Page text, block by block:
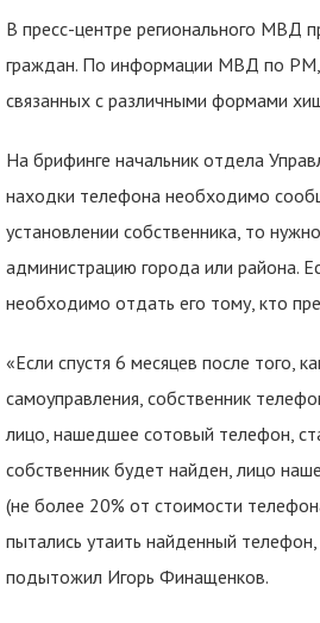
В пресс-центре регионального МВД
граждан. По информации МВД по РМ,
связанных с различными формами
На брифинге начальник отдела
находки телефона необходимо
установлении собственника, то
администрацию города или района.
необходимо отдать его тому, кто
«Если спустя 6 месяцев после того,
самоуправления, собственник
лицо, нашедшее сотовый телефон,
собственник будет найден, лицо
(не более 20% от стоимости
пытались утаить найденный
подытожил Игорь Финащенков.